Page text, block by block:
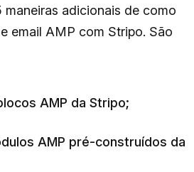
maneiras adicionais de como
email AMP com Stripo. São
AMP da Stripo;
AMP pré-construídos da